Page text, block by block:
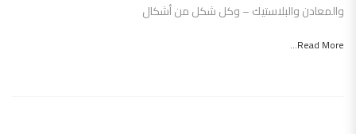
والمعادن والبلاستيك – وكل شكل من أشكال
Read More...